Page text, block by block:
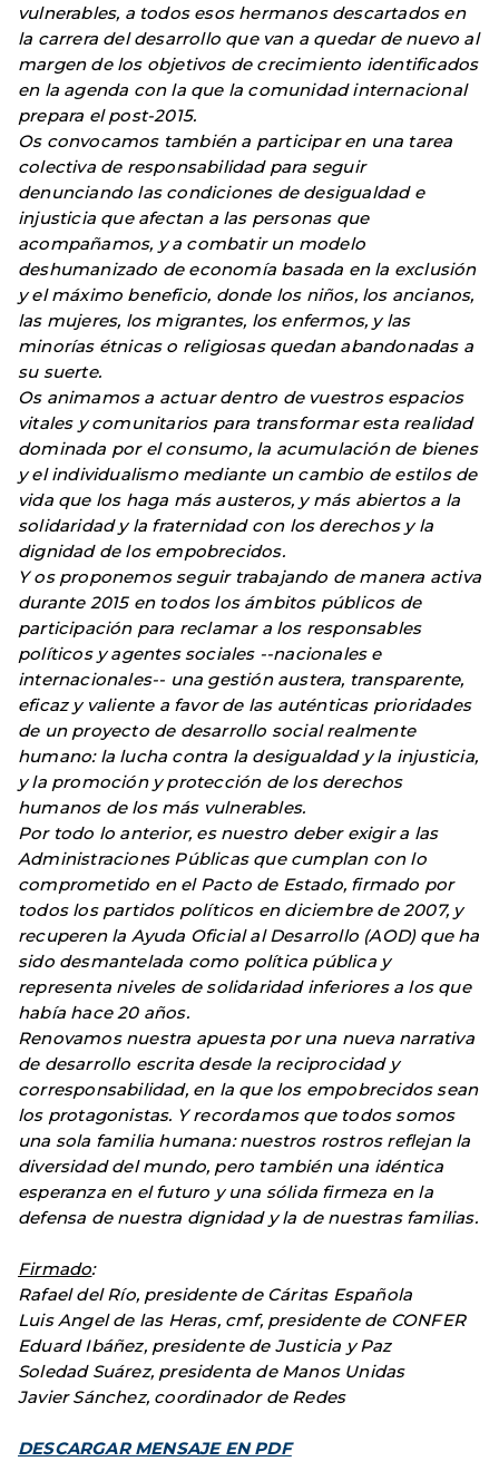
vulnerables, a todos esos hermanos descartados en
la carrera del desarrollo que van a quedar de nuevo al
margen de los objetivos de crecimiento identificados
en la agenda con la que la comunidad internacional
prepara el post-2015.
Os convocamos también a participar en una tarea
colectiva de responsabilidad para seguir
denunciando las condiciones de desigualdad e
injusticia que afectan a las personas que
acompañamos, y a combatir un modelo
deshumanizado de economía basada en la exclusión
y el máximo beneficio, donde los niños, los ancianos,
las mujeres, los migrantes, los enfermos, y las
minorías étnicas o religiosas quedan abandonadas a
su suerte.
Os animamos a actuar dentro de vuestros espacios
vitales y comunitarios para transformar esta realidad
dominada por el consumo, la acumulación de bienes
y el individualismo mediante un cambio de estilos de
vida que los haga más austeros, y más abiertos a la
solidaridad y la fraternidad con los derechos y la
dignidad de los empobrecidos.
Y os proponemos seguir trabajando de manera activa
durante 2015 en todos los ámbitos públicos de
participación para reclamar a los responsables
políticos y agentes sociales --nacionales e
internacionales-- una gestión austera, transparente,
eficaz y valiente a favor de las auténticas prioridades
de un proyecto de desarrollo social realmente
humano: la lucha contra la desigualdad y la injusticia,
y la promoción y protección de los derechos
humanos de los más vulnerables.
Por todo lo anterior, es nuestro deber exigir a las
Administraciones Públicas que cumplan con lo
comprometido en el Pacto de Estado, firmado por
todos los partidos políticos en diciembre de 2007, y
recuperen la Ayuda Oficial al Desarrollo (AOD) que ha
sido desmantelada como política pública y
representa niveles de solidaridad inferiores a los que
había hace 20 años.
Renovamos nuestra apuesta por una nueva narrativa
de desarrollo escrita desde la reciprocidad y
corresponsabilidad, en la que los empobrecidos sean
los protagonistas. Y recordamos que todos somos
una sola familia humana: nuestros rostros reflejan la
diversidad del mundo, pero también una idéntica
esperanza en el futuro y una sólida firmeza en la
defensa de nuestra dignidad y la de nuestras familias.
Firmado:
Rafael del Río, presidente de Cáritas Española
Luis Angel de las Heras, cmf, presidente de CONFER
Eduard Ibáñez, presidente de Justicia y Paz
Soledad Suárez, presidenta de Manos Unidas
Javier Sánchez, coordinador de Redes
DESCARGAR MENSAJE EN PDF